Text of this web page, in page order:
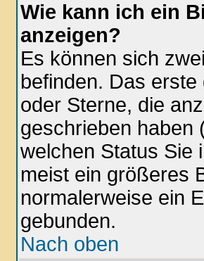
Wie kann ich ein
anzeigen?
Es können sich
befinden. Das
oder Sterne, die
geschrieben haben
welchen Status Sie
meist ein größeres
normalerweise ein
gebunden.
Nach oben